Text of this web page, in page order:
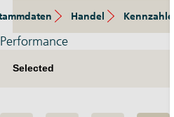
Handel Kennzahlen
Performance